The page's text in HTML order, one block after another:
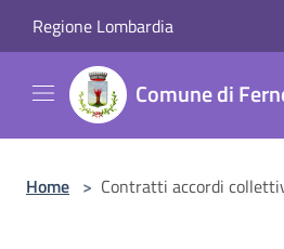
Regione Lombardia
Comune di
Home > Contratti accordi